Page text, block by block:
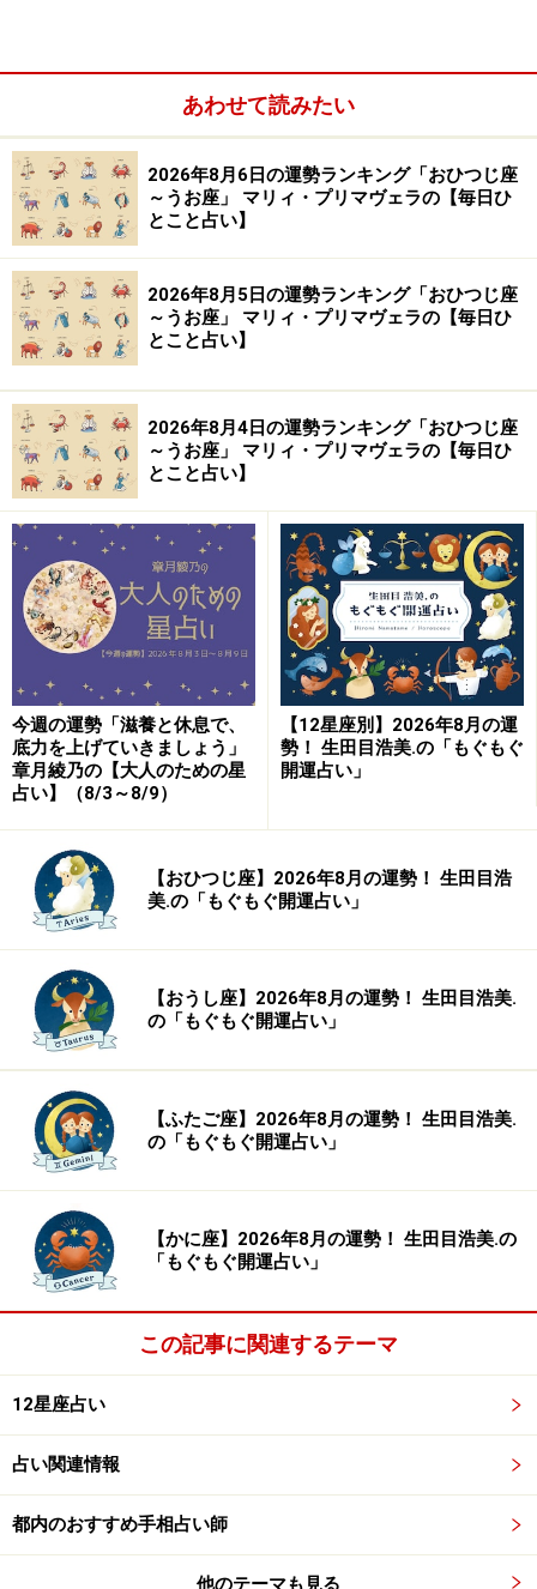
※記事内容は執筆時点のものです。最新の内容をご確認くださ
【編集部おすすめの購入サイト】
Amazonで占い関連の商品をチェック！
楽天市場で占い関連の商品をチェック！
あわせて読みたい
2026年8月6日の運勢ランキング「おひつじ座
～うお座」 マリィ・プリマヴェラの【毎日ひ
とこと占い】
2026年8月5日の運勢ランキング「おひつじ座
～うお座」 マリィ・プリマヴェラの【毎日ひ
とこと占い】
2026年8月4日の運勢ランキング「おひつじ座
～うお座」 マリィ・プリマヴェラの【毎日ひ
とこと占い】
今週の運勢「滋養と休息で、
底力を上げていきましょう」
章月綾乃の【大人のための星
占い】（8/3～8/9）
【12星座別】2026年8月の運
勢！ 生田目浩美.の「もぐもぐ
開運占い」
【おひつじ座】2026年8月の運勢！ 生田目浩
美.の「もぐもぐ開運占い」
【おうし座】2026年8月の運勢！ 生田目浩美.
の「もぐもぐ開運占い」
【ふたご座】2026年8月の運勢！ 生田目浩美.
の「もぐもぐ開運占い」
【かに座】2026年8月の運勢！ 生田目浩美.の
「もぐもぐ開運占い」
この記事に関連するテーマ
12星座占い
占い関連情報
都内のおすすめ手相占い師
他のテーマも見る